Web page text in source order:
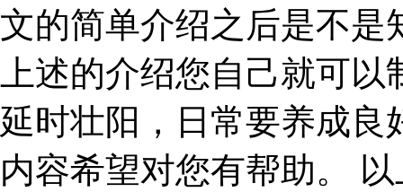
文的简单介绍之后是不是
上述的介绍您自己就可
延时壮阳，日常要养成良
内容希望对您有帮助。